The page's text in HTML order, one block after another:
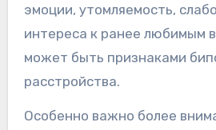
эмоции, утомляемость,
интереса к ранее любимым
может быть признаками
расстройства.
Особенно важно более